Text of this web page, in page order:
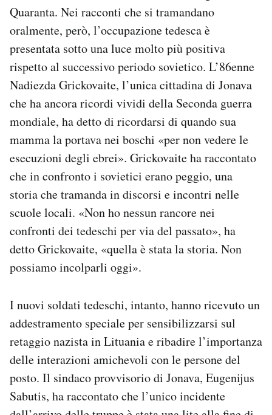
Quaranta. Nei racconti che si tramandano
oralmente, però, l’occupazione tedesca è
presentata sotto una luce molto più positiva
rispetto al successivo periodo sovietico. L’86enne
Nadiezda Grickovaite, l’unica cittadina di Jonava
che ha ancora ricordi vividi della Seconda guerra
mondiale, ha detto di ricordarsi di quando sua
mamma la portava nei boschi «per non vedere le
esecuzioni degli ebrei». Grickovaite ha raccontato
che in confronto i sovietici erano peggio, una
storia che tramanda in discorsi e incontri nelle
scuole locali. «Non ho nessun rancore nei
confronti dei tedeschi per via del passato», ha
detto Grickovaite, «quella è stata la storia. Non
possiamo incolparli oggi».
I nuovi soldati tedeschi, intanto, hanno ricevuto un
addestramento speciale per sensibilizzarsi sul
retaggio nazista in Lituania e ribadire l’importanza
delle interazioni amichevoli con le persone del
posto. Il sindaco provvisorio di Jonava, Eugenijus
Sabutis, ha raccontato che l’unico incidente